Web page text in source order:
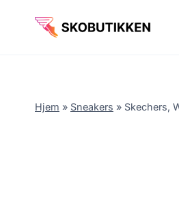
Hjem » Sneakers » Skechers,